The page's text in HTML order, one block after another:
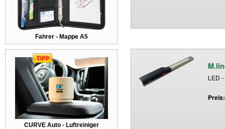
Fahrer - Mappe A5
CURVE Auto - Luftreiniger
LED